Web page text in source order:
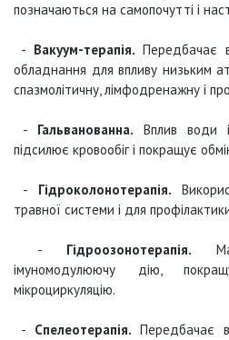
позначаються на самопочутті і
- Вакуум-терапія. Передбачає
обладнання для впливу низьким
спазмолітичну, лімфодренажну і
- Гальванованна. Вплив води
підсилює кровообіг і покращує
- Гідроколонотерапія.
травної системи і для
- Гідроозонотерапія.
імуномодулюючу дію,
мікроциркуляцію.
- Спелеотерапія. Передбачає